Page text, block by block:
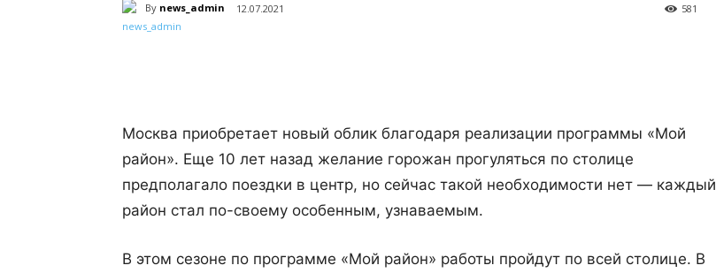
By news_admin 12.07.2021 581
Москва приобретает новый облик благодаря реализации программы «Мой
район». Еще 10 лет назад желание горожан прогуляться по столице
предполагало поездки в центр, но сейчас такой необходимости нет — каждый
район стал по-своему особенным, узнаваемым.
В этом сезоне по программе «Мой район» работы пройдут по всей столице. В